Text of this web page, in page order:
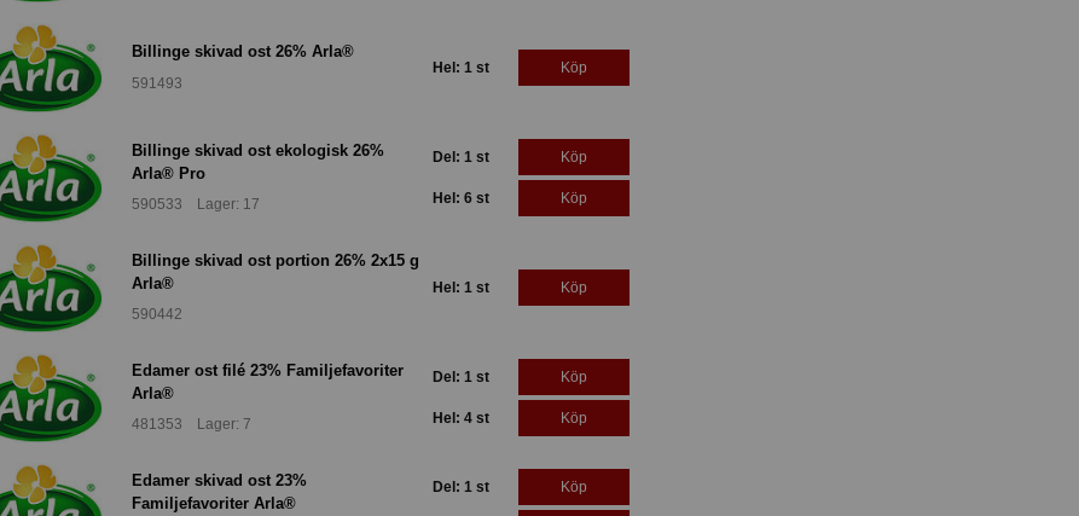
Billinge skivad ost 26% Arla®
591493
Hel: 1 st Köp
Billinge skivad ost ekologisk 26%
Arla® Pro
590533 Lager: 17
Del: 1 st Köp
Hel: 6 st Köp
Billinge skivad ost portion 26% 2x15 g
Arla®
590442
Hel: 1 st Köp
Edamer ost filé 23% Familjefavoriter
Arla®
481353 Lager: 7
Del: 1 st Köp
Hel: 4 st Köp
Edamer skivad ost 23%
Familjefavoriter Arla®
Del: 1 st Köp